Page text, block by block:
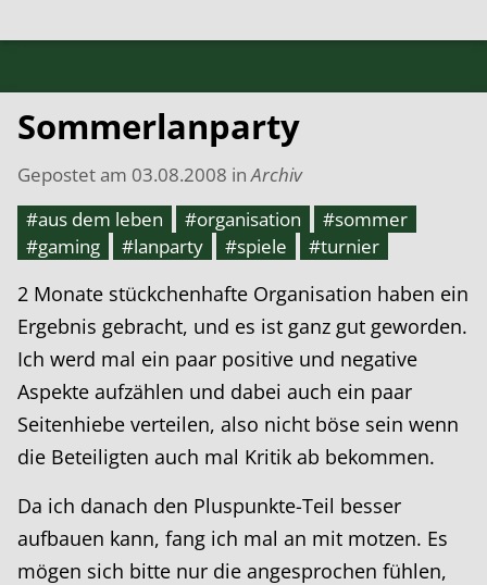
Sommerlanparty
Gepostet am 03.08.2008 inArchiv
#aus dem leben
#organisation
#sommer
#gaming
#lanparty #spiele
#turnier
2 Monate stückchenhafte Organisation haben ein
Ergebnis gebracht, und es ist ganz gut geworden.
Ich werd mal ein paar positive und negative
Aspekte aufzählen und dabei auch ein paar
Seitenhiebe verteilen, also nicht böse sein wenn
die Beteiligten auch mal Kritik ab bekommen.
Da ich danach den Pluspunkte-Teil besser
aufbauen kann, fang ich mal an mit motzen. Es
mögen sich bitte nur die angesprochen fühlen,